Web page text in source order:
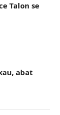
Talon se
abat